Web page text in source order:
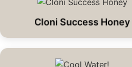
Cloni Success Honey